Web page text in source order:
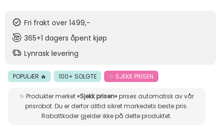
Fri frakt over 1499,-
365+1 dagers åpent kjøp
Lynrask levering
POPULÆR 🔥 100+ SOLGTE ✨ SJEKK PRISEN
✨ Produkter merket«Sjekk prisen»prises automatisk av vår
prisrobot. Du er derfor alltid sikret markedets beste pris.
Rabattkoder gjelder ikke på dette produktet.